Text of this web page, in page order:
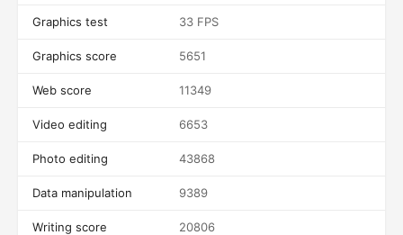
Graphics test 33 FPS
Graphics score 5651
Web score 11349
Video editing 6653
Photo editing 43868
Data manipulation 9389
Writing score 20806